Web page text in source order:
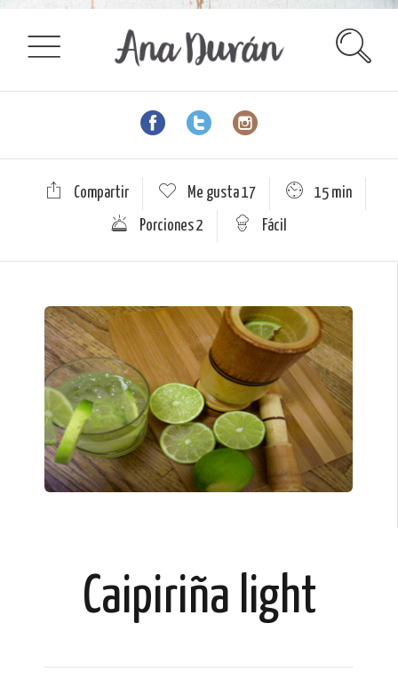
Compartir Me gusta17 15 min
Porciones 2 Fácil
Caipiriña light